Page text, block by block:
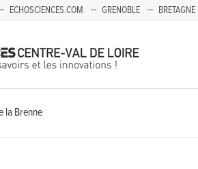
ECHOSCIENCES.COM GRENOBLE BRETAGNE
la Brenne